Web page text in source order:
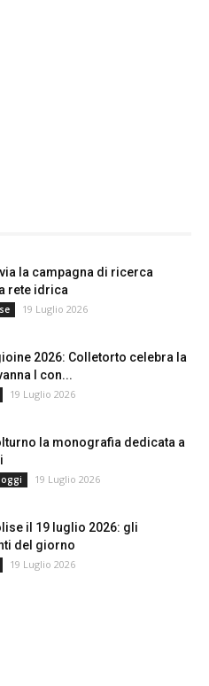
la campagna di ricerca
rete idrica
19 Luglio 2026
2026: Colletorto celebra la
I con...
19 Luglio 2026
la monografia dedicata a
oggi 19 Luglio 2026
il 19 luglio 2026: gli
del giorno
19 Luglio 2026